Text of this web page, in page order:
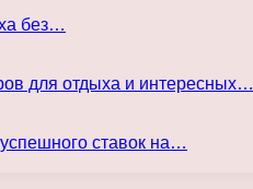
без…
для отдыха и интересных…
ставок на…